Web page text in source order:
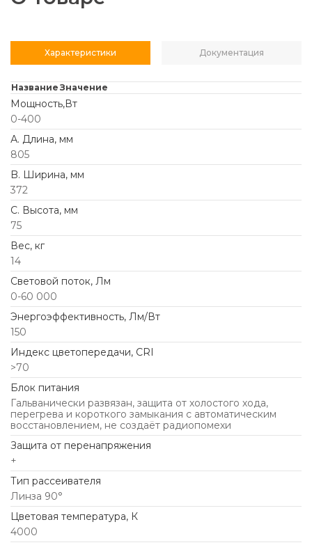
Характеристики Документация
Название Значение
Мощность,Вт
0-400
А. Длина, мм
805
B. Ширина, мм
372
C. Высота, мм
75
Вес, кг
14
Световой поток, Лм
0-60 000
Энергоэффективность, Лм/Вт
150
Индекс цветопередачи, CRI
>70
Блок питания
Гальванически развязан, защита от холостого хода,
перегрева и короткого замыкания с автоматическим
восстановлением, не создаёт радиопомехи
Защита от перенапряжения
+
Тип рассеивателя
Линза 90°
Цветовая температура, К
4000